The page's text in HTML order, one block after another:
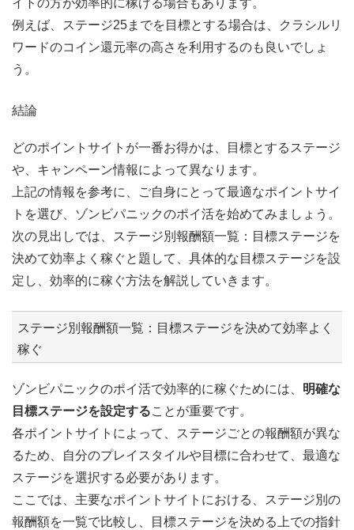
イトの方が効率的に稼げる場合もあります。
例えば、ステージ25までを目標とする場合は、クラシルリ
ワードのコイン還元率の高さを利用するのも良いでしょ
う。
結論
どのポイントサイトが一番お得かは、目標とするステージ
や、キャンペーン情報によって異なります。
上記の情報を参考に、ご自身にとって最適なポイントサイ
トを選び、ゾンビパニックのポイ活を始めてみましょう。
次の見出しでは、ステージ別報酬額一覧：目標ステージを
決めて効率よく稼ぐと題して、具体的な目標ステージを設
定し、効率的に稼ぐ方法を解説していきます。
ステージ別報酬額一覧：目標ステージを決めて効率よく
稼ぐ
ゾンビパニックのポイ活で効率的に稼ぐためには、 明確な
目標ステージを設定することが重要です。
各ポイントサイトによって、ステージごとの報酬額が異な
るため、自分のプレイスタイルや目標に合わせて、最適な
ステージを選択する必要があります。
ここでは、主要なポイントサイトにおける、ステージ別の
報酬額を一覧で比較し、目標ステージを決める上での指針